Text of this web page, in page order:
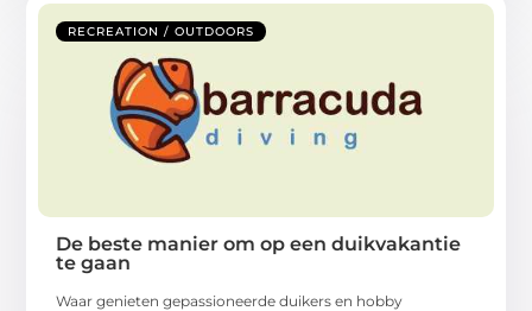
RECREATION / OUTDOORS
De beste manier om op een duikvakantie
te gaan
Waar genieten gepassioneerde duikers en hobby